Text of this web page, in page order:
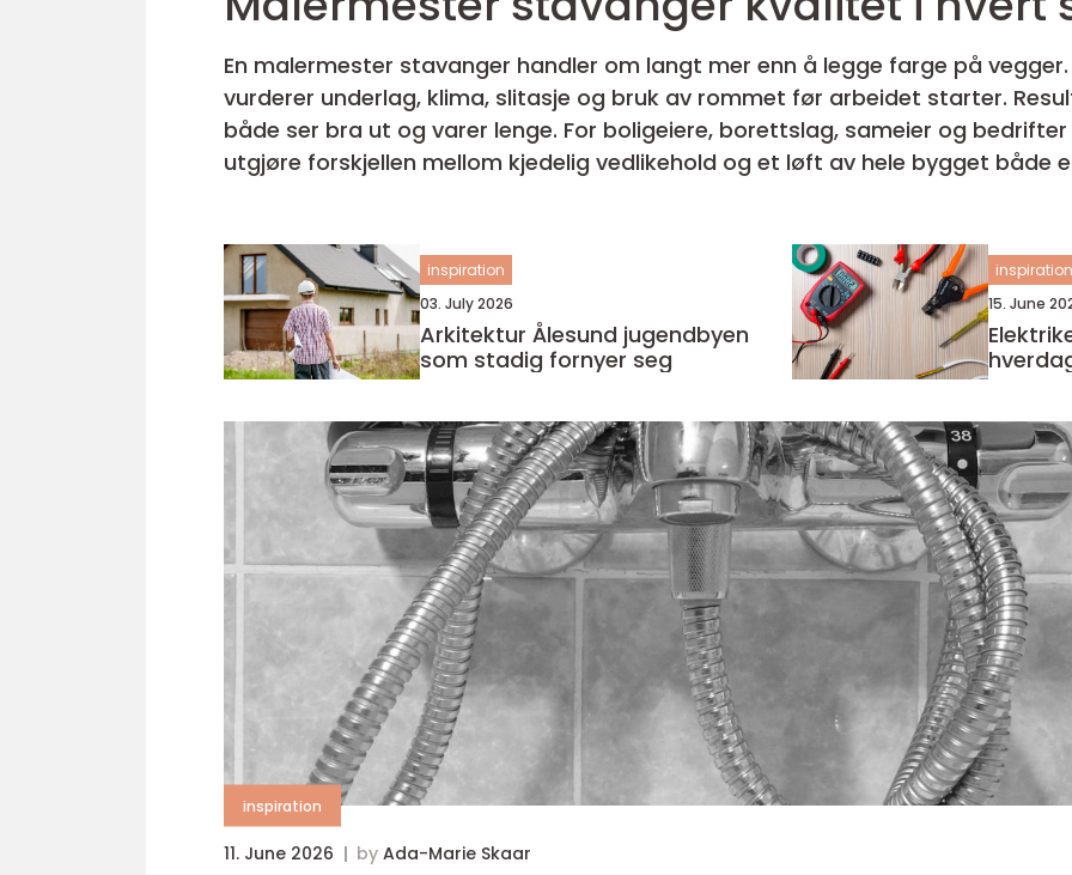
En malermester stavanger handler om langt mer enn å legge farge på
vurderer underlag, klima, slitasje og bruk av rommet før arbeidet starter.
både ser bra ut og varer lenge. For boligeiere, borettslag, sameier og
utgjøre forskjellen mellom kjedelig vedlikehold og et løft av hele bygget både estetisk og økonomisk. Når en
inspiration
03. July 2026
Arkitektur Ålesund jugendbyen
som stadig fornyer seg
inspiration
15. June
Elektriker i
inspiration
11. June 2026 by Ada-Marie Skaar